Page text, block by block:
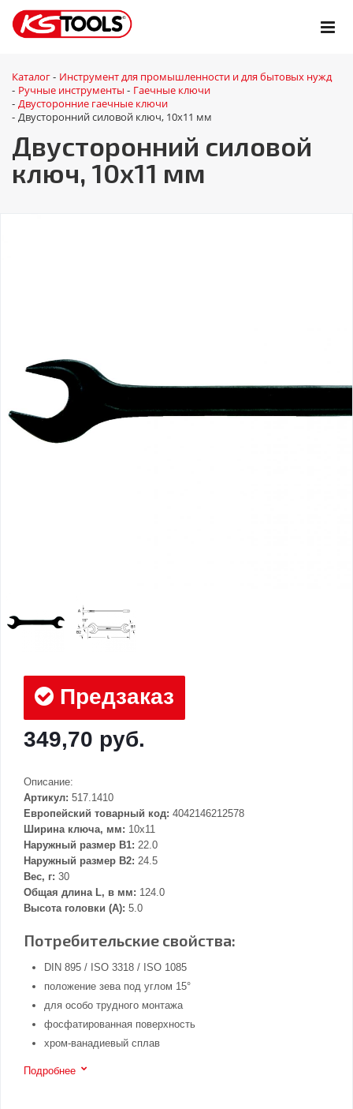
Каталог - Инструмент для промышленности и для бытовых нужд
- Ручные инструменты - Гаечные ключи
- Двусторонние гаечные ключи
- Двусторонний силовой ключ, 10x11 мм
Двусторонний силовой
ключ, 10x11 мм
Предзаказ
349,70 руб.
Описание:
Артикул: 517.1410
Европейский товарный код: 4042146212578
Ширина ключа, мм: 10x11
Наружный размер В1: 22.0
Наружный размер В2: 24.5
Вес, г: 30
Общая длина L, в мм: 124.0
Высота головки (А): 5.0
Потребительские свойства:
DIN 895 / ISO 3318 / ISO 1085
положение зева под углом 15°
для особо трудного монтажа
фосфатированная поверхность
хром-ванадиевый сплав
Подробнее